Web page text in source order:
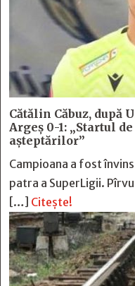
Cătălin Căbuz, după
Argeș 0-1: „Startul
așteptărilor”
Campioana a fost
patra a SuperLigii.
[…] Citește!